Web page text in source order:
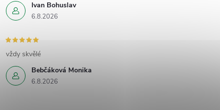
Ivan Bohuslav
6.8.2026
Bebčáková Monika
6.8.2026
vždy skvělé